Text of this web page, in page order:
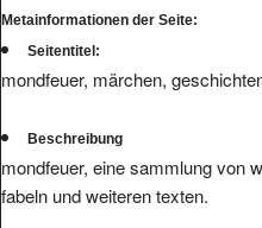
Metainformationen der Seite:
Seitentitel:
mondfeuer, märchen,
Beschreibung
mondfeuer, eine sammlung von
fabeln und weiteren texten.